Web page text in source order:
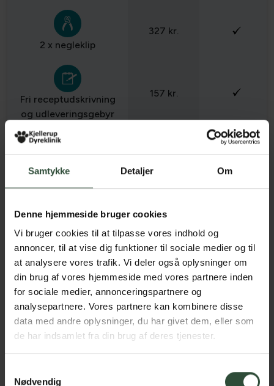
Samtykke Detaljer Om
Denne hjemmeside bruger cookies
Vi bruger cookies til at tilpasse vores indhold og
annoncer, til at vise dig funktioner til sociale medier og til
at analysere vores trafik. Vi deler også oplysninger om
din brug af vores hjemmeside med vores partnere inden
for sociale medier, annonceringspartnere og
analysepartnere. Vores partnere kan kombinere disse
data med andre oplysninger, du har givet dem, eller som
de har indsamlet fra din brug af deres tjenester.
Nødvendig
Hvad leder du efter?
2 x negleklip
327 kr.
Fri receptudskrivning
og udleveringsgebyr
157 kr.
Total 1788 kr.
Rabatprogrammet inkluderer ikke apoteksforbeholdte lægemidler,
Som VetPlan®-kunde får du desuden:
20% rabat på konsultationer (kan ikke kombineres med
andre rabatter)
10% rabat på foder
10% rabat på hø
Ubegrænset gratis tandtjek
250 kr. rabat på tandslibning
Fri vægtkontrol og fodervejledning
Aftalen kan ikke kombineres med andre rabatter eller tilbud.